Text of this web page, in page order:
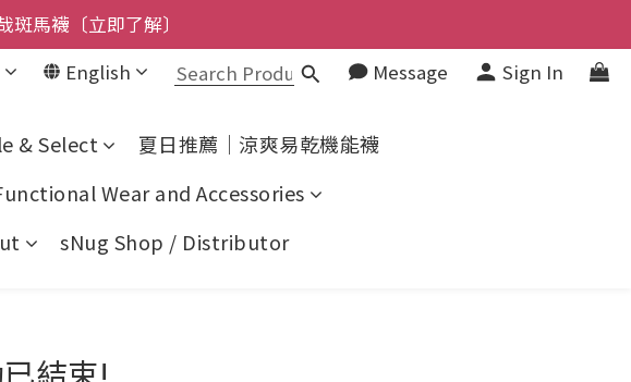
馬襪〔立即了解〕
馬襪〔立即了解〕
預購中〔馬上了解〕
一次備好〔馬上了解〕
English Message Sign In
& Select
夏日推薦｜涼爽易乾機能襪
Wear and Accessories
sNug Shop / Distributor
結束!